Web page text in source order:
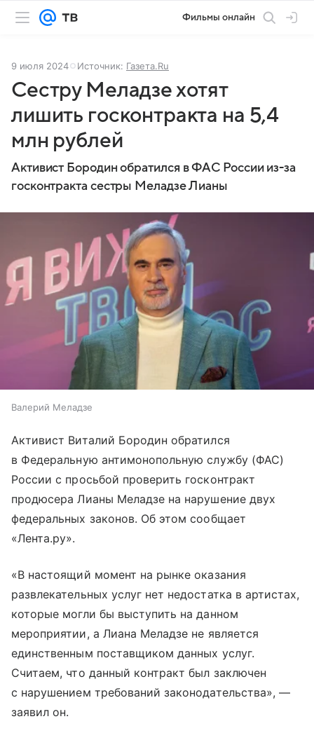
Фильмы онлайн
9 июля 2024 Источник: Газета.Ru
Сестру Меладзе хотят
лишить госконтракта на 5,4
млн рублей
Активист Бородин обратился в ФАС России из-за
госконтракта сестры Меладзе Лианы
Валерий Меладзе
Активист Виталий Бородин обратился
в Федеральную антимонопольную службу (ФАС)
России с просьбой проверить госконтракт
продюсера Лианы Меладзе на нарушение двух
федеральных законов. Об этом сообщает
«Лента.ру».
«В настоящий момент на рынке оказания
развлекательных услуг нет недостатка в артистах,
которые могли бы выступить на данном
мероприятии, а Лиана Меладзе не является
единственным поставщиком данных услуг.
Считаем, что данный контракт был заключен
с нарушением требований законодательства», —
заявил он.